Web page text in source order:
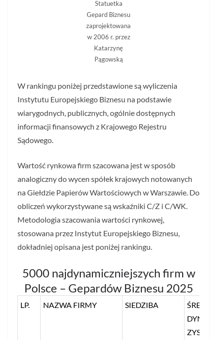
Statuetka
Gepard Biznesu
zaprojektowana
w 2006 r. przez
Katarzynę
Pągowską
W rankingu poniżej przedstawione są wyliczenia
Instytutu Europejskiego Biznesu na podstawie
wiarygodnych, publicznych, ogólnie dostępnych
informacji finansowych z Krajowego Rejestru
Sądowego.
Wartość rynkowa firm szacowana jest w sposób
analogiczny do wycen spółek krajowych notowanych
na Giełdzie Papierów Wartościowych w Warszawie. Do
obliczeń wykorzystywane są wskaźniki C/Z i C/WK.
Metodologia szacowania wartości rynkowej,
stosowana przez Instytut Europejskiego Biznesu,
dokładniej opisana jest poniżej rankingu.
5000 najdynamiczniejszych firm w
Polsce – Gepardów Biznesu 2025
LP. NAZWA FIRMY SIEDZIBA
ZYSKU I